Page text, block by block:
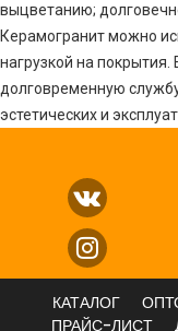
выцветанию;
Керамогранит можно
нагрузкой на покрытия.
долговременную
эстетических и
КАТАЛОГ
ПРАЙС-ЛИСТ